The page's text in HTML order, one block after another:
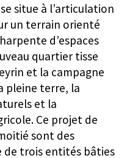
situe à l’articulation
un terrain orienté
d’espaces
quartier tisse
et la campagne
pleine terre, la
et la
Ce projet de
sont des
de trois entités bâties